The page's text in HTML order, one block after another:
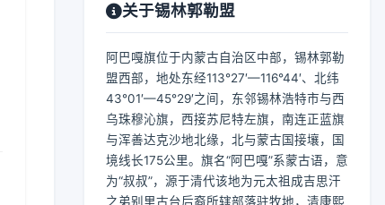
关于锡林郭勒盟
阿巴嘎旗位于内蒙古自治区中部，锡林郭勒
盟西部，地处东经113°27′—116°44′、北纬
43°01′—45°29′之间，东邻锡林浩特市与西
乌珠穆沁旗，西接苏尼特左旗，南连正蓝旗
与浑善达克沙地北缘，北与蒙古国接壤，国
境线长175公里。旗名“阿巴嘎”系蒙古语，意
为“叔叔”，源于清代该地为元太祖成吉思汗
之弟别里古台后裔所辖部落驻牧地，清康熙